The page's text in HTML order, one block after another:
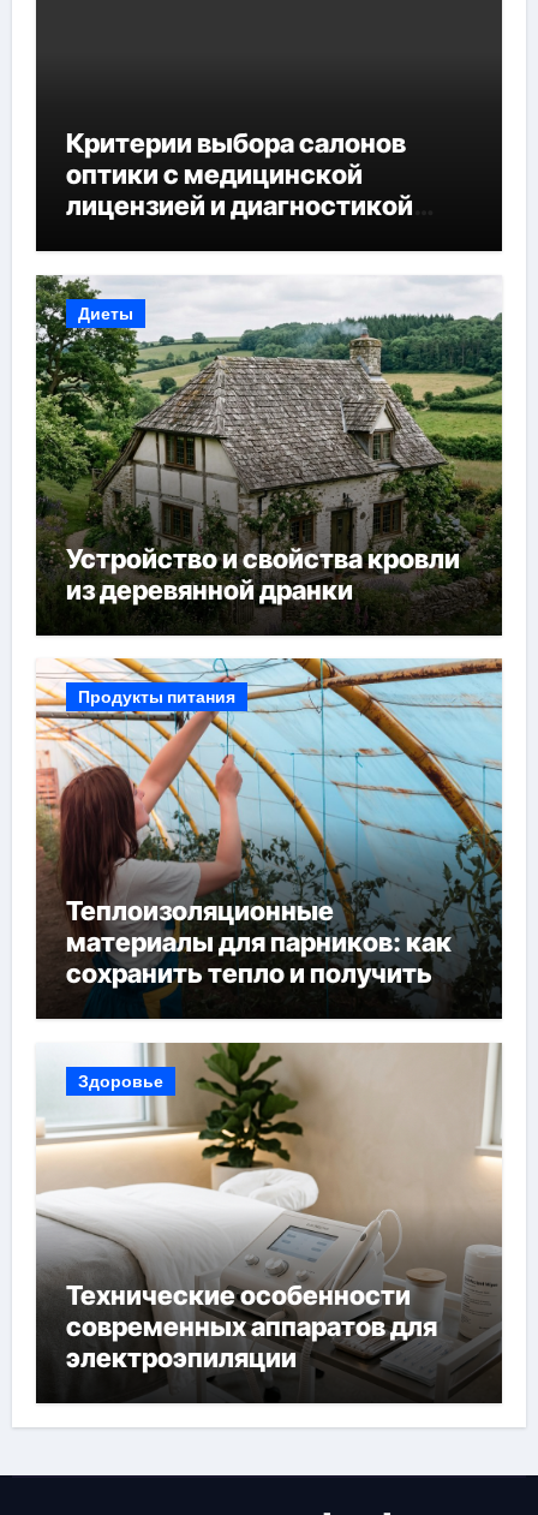
Критерии выбора салонов
оптики с медицинской
лицензией и диагностикой
Диеты
Устройство и свойства кровли
из деревянной дранки
Продукты питания
Теплоизоляционные
материалы для парников: как
сохранить тепло и получить
богатый урожай
Здоровье
Технические особенности
современных аппаратов для
электроэпиляции